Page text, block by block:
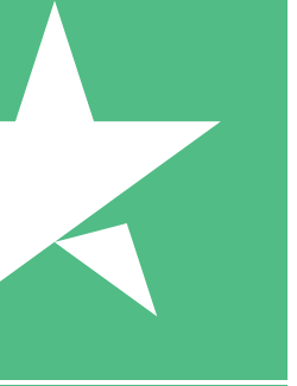
10 Descargas
20 00